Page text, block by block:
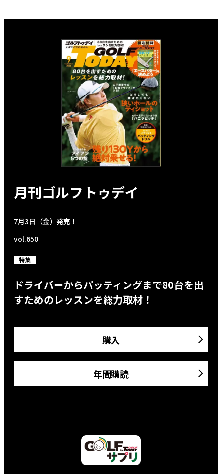
月刊ゴルフトゥデイ
7月3日（金）発売！
vol.650
特集
ドライバーからパッティングまで80台を出
すためのレッスンを総力取材！
購入
年間購読